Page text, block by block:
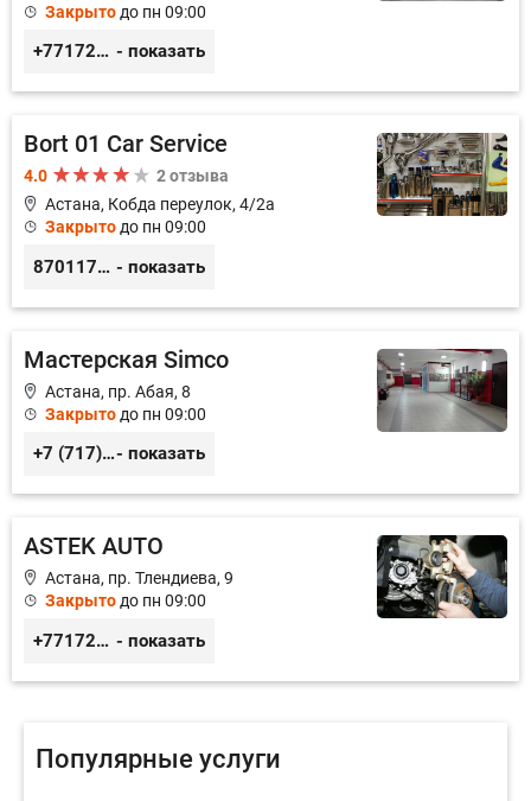
Закрыто до пн 09:00
+77172481239 - показать
Bort 01 Car Service
4.0
2 отзыва
Астана, Кобда переулок, 4/2а
Закрыто до пн 09:00
87011754444 - показать
Мастерская Simco
Астана, пр. Абая, 8
Закрыто до пн 09:00
+7 (717) 248-12-39- показать
ASTEK AUTO
Астана, пр. Тлендиева, 9
Закрыто до пн 09:00
+77172944444 - показать
Популярные услуги